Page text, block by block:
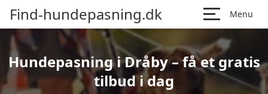
Find-hundepasning.dk Menu
Hundepasning i Dråby – få et gratis
tilbud i dag